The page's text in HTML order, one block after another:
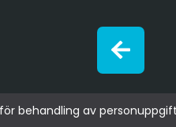
för behandling av